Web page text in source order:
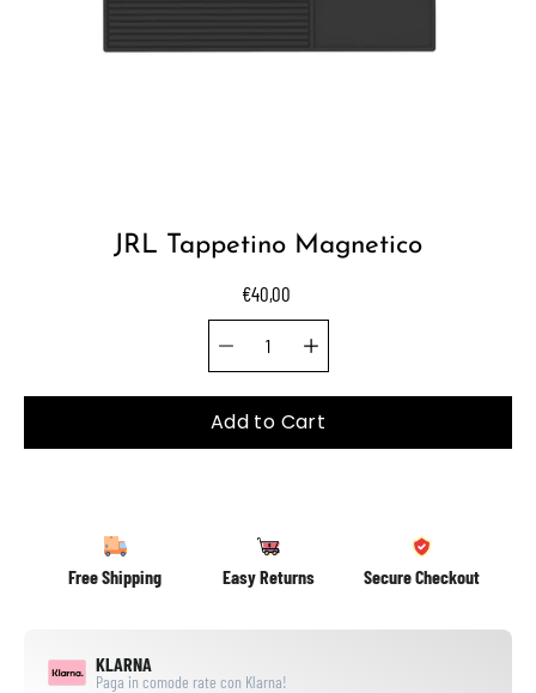
JRL Tappetino Magnetico
€40,00
Select
Quantity selector
Add to Cart
Free Shipping Easy Returns Secure Checkout
KLARNA
Paga in comode rate con Klarna!